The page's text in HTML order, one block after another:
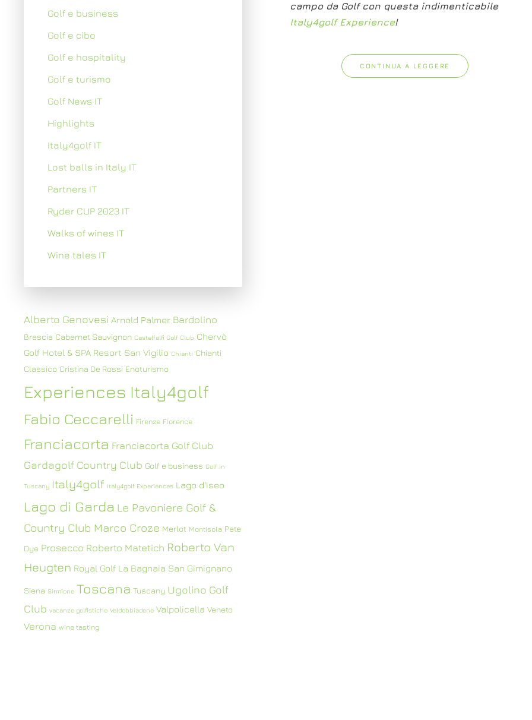
campo da Golf con questa indimenticabile
Italy4golf Experience!
CONTINUA A LEGGERE
Golf e business
Golf e cibo
Golf e hospitality
Golf e turismo
Golf News IT
Highlights
Italy4golf IT
Lost balls in Italy IT
Partners IT
Ryder CUP 2023 IT
Walks of wines IT
Wine tales IT
Alberto Genovesi Arnold Palmer Bardolino
Brescia Cabernet Sauvignon Castelfalfi Golf Club Chervò
Golf Hotel & SPA Resort San Vigilio Chianti Chianti
Classico Cristina De Rossi Enoturismo
Experiences Italy4golf
Fabio Ceccarelli Firenze Florence
Franciacorta Franciacorta Golf Club
Gardagolf Country Club Golf e business Golf in
Tuscany Italy4golf Italy4golf Experiences Lago d'Iseo
Lago di Garda Le Pavoniere Golf &
Country Club Marco Croze Merlot Montisola Pete
Dye Prosecco Roberto Matetich Roberto Van
Heugten Royal Golf La Bagnaia San Gimignano
Siena Sirmione Toscana Tuscany Ugolino Golf
Club vacanze golfistiche Valdobbiadene Valpolicella Veneto
Verona wine tasting